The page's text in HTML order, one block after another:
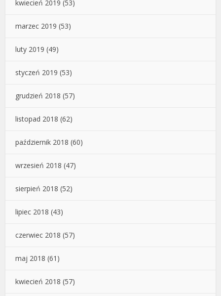
kwiecień 2019 (53)
marzec 2019 (53)
luty 2019 (49)
styczeń 2019 (53)
grudzień 2018 (57)
listopad 2018 (62)
październik 2018 (60)
wrzesień 2018 (47)
sierpień 2018 (52)
lipiec 2018 (43)
czerwiec 2018 (57)
maj 2018 (61)
kwiecień 2018 (57)